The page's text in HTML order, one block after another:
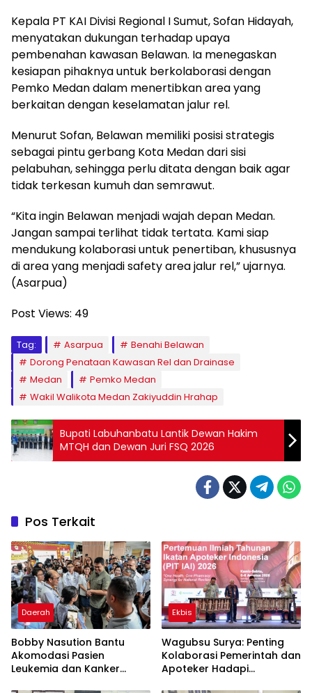
Kepala PT KAI Divisi Regional I Sumut, Sofan Hidayah,
menyatakan dukungan terhadap upaya
pembenahan kawasan Belawan. Ia menegaskan
kesiapan pihaknya untuk berkolaborasi dengan
Pemko Medan dalam menertibkan area yang
berkaitan dengan keselamatan jalur rel.
Menurut Sofan, Belawan memiliki posisi strategis
sebagai pintu gerbang Kota Medan dari sisi
pelabuhan, sehingga perlu ditata dengan baik agar
tidak terkesan kumuh dan semrawut.
“Kita ingin Belawan menjadi wajah depan Medan.
Jangan sampai terlihat tidak tertata. Kami siap
mendukung kolaborasi untuk penertiban, khususnya
di area yang menjadi safety area jalur rel,” ujarnya.
(Asarpua)
Post Views: 49
Tag: Asarpua
Benahi Belawan
Dorong Penataan Kawasan Rel dan Drainase
Medan
Pemko Medan
Wakil Walikota Medan Zakiyuddin Hrahap
Bupati Labuhanbatu Lantik Dewan Hakim
MTQH dan Dewan Juri FSQ 2026
Pos Terkait
Daerah
Bobby Nasution Bantu
Akomodasi Pasien
Leukemia dan Kanker
Ekbis
Wagubsu Surya: Penting
Kolaborasi Pemerintah dan
Apoteker Hadapi